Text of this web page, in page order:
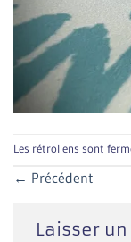
Les rétroliens sont
← Précédent
Laisser